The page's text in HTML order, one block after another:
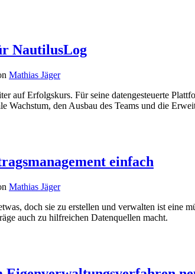
NautilusLog
Mathias Jäger
auf Erfolgskurs. Für seine datengesteuerte
Wachstum, den Ausbau des Teams und die
einfach
Mathias Jäger
doch sie zu erstellen und verwalten ist
auch zu hilfreichen Datenquellen macht.